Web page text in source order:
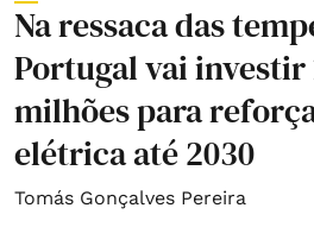
Na ressaca das
Portugal vai investir
milhões para
elétrica até 2030
Tomás Gonçalves Pereira